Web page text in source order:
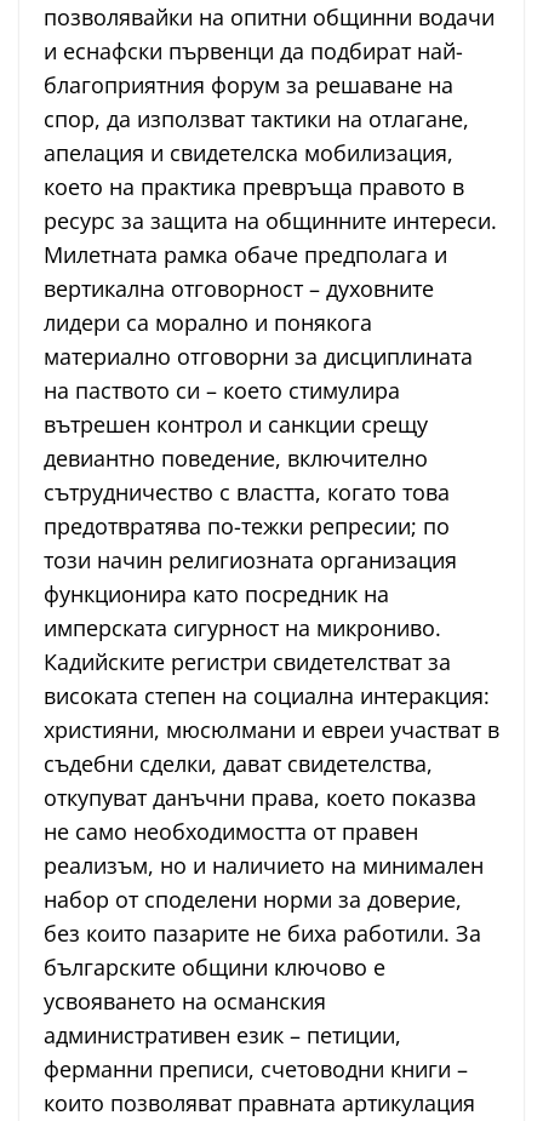
позволявайки на опитни общинни водачи
и еснафски първенци да подбират най-
благоприятния форум за решаване на
спор, да използват тактики на отлагане,
апелация и свидетелска мобилизация,
което на практика превръща правото в
ресурс за защита на общинните интереси.
Милетната рамка обаче предполага и
вертикална отговорност – духовните
лидери са морално и понякога
материално отговорни за дисциплината
на паството си – което стимулира
вътрешен контрол и санкции срещу
девиантно поведение, включително
сътрудничество с властта, когато това
предотвратява по-тежки репресии; по
този начин религиозната организация
функционира като посредник на
имперската сигурност на микрониво.
Кадийските регистри свидетелстват за
високата степен на социална интеракция:
християни, мюсюлмани и евреи участват в
съдебни сделки, дават свидетелства,
откупуват данъчни права, което показва
не само необходимостта от правен
реализъм, но и наличието на минимален
набор от споделени норми за доверие,
без които пазарите не биха работили. За
българските общини ключово е
усвояването на османския
административен език – петиции,
ферманни преписи, счетоводни книги –
които позволяват правната артикулация